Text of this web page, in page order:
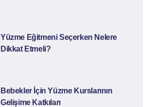
Yüzme Eğitmeni Seçerken Nelere
Dikkat Etmeli?
Bebekler İçin Yüzme Kurslarının
Gelişime Katkıları